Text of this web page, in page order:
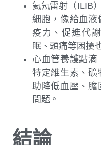
氦氖雷射（ILIB
細胞，像給血液
疫力、促進代
眠、頭痛等困擾
心血管養護點滴
特定維生素、礦
助降低血壓、膽
問題。
結論